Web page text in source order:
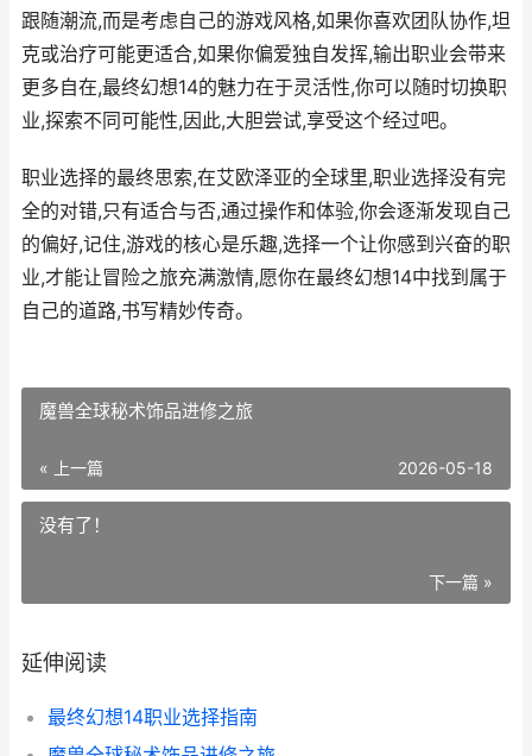
跟随潮流,而是考虑自己的游戏风格,如果你喜欢团队协作,坦
克或治疗可能更适合,如果你偏爱独自发挥,输出职业会带来
更多自在,最终幻想14的魅力在于灵活性,你可以随时切换职
业,探索不同可能性,因此,大胆尝试,享受这个经过吧。
职业选择的最终思索,在艾欧泽亚的全球里,职业选择没有完
全的对错,只有适合与否,通过操作和体验,你会逐渐发现自己
的偏好,记住,游戏的核心是乐趣,选择一个让你感到兴奋的职
业,才能让冒险之旅充满激情,愿你在最终幻想14中找到属于
自己的道路,书写精妙传奇。
魔兽全球秘术饰品进修之旅
« 上一篇 2026-05-18
没有了！
下一篇 »
延伸阅读
最终幻想14职业选择指南